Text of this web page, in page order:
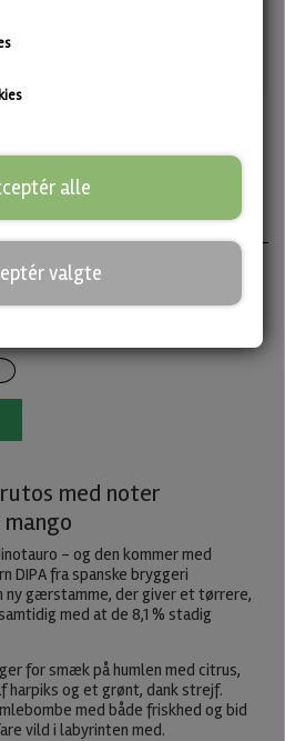
IPA fra
44 cl.
med noter
– og den kommer med
DIPA fra spanske bryggeri
ny gærstamme, der giver et tørrere,
med at de 8,1 % stadig
for smæk på humlen med citrus,
harpiks og et grønt, dank strejf.
med både friskhed og bid
vild i labyrinten med.
alle
valgte